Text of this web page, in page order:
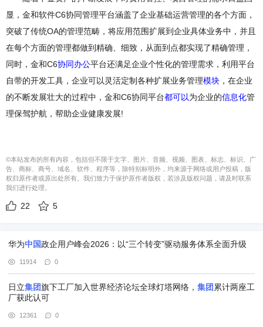
显，金和软件C6协同管理平台涵盖了企业基础运营管理的各个方面，
突破了传统OA的管理范畴，将应用范围扩展到企业具体业务中，并且
在每个方面的管理都做到精确、细致，从面到点都实现了精确管理，
同时，金和C6协同办公平台还满足企业个性化的管理需求，利用平台
自带的开发工具，企业可以灵活定制各种扩展业务管理模块 ，在企业
的不断发展壮大的过程中，金和C6协同平台都可以为企业的信息化管
理保驾护航，帮助企业健康发展!
©本站发布的所有内容，包括但不限于文字、图片、音频、视频、图表、标志、标识、广
告、商标、商号、域名、软件、程序等，除特别标明外，均来源于网络或用户投稿，版
权归原作者或原出处所有。我们致力于保护原作者版权，若涉及版权问题，请及时联系
我们进行处理。
22 5
华为中国政企用户峰会2026：以“三个转变”驱动服务体系全面升级
11914 0
日立集团旗下工厂加入世界经济论坛全球灯塔网络， 集团 累计两座工
厂获此认可
12361 0